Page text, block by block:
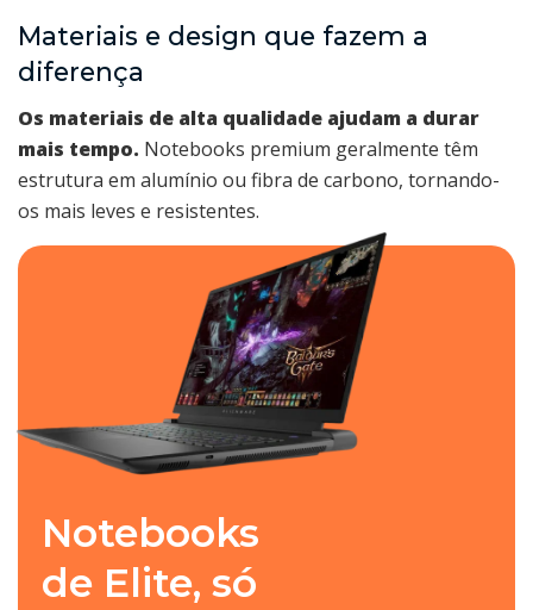
Materiais e design que fazem a
diferença
Os materiais de alta qualidade ajudam a durar
mais tempo. Notebooks premium geralmente têm
estrutura em alumínio ou fibra de carbono, tornando-
os mais leves e resistentes.
Notebooks
de Elite, só